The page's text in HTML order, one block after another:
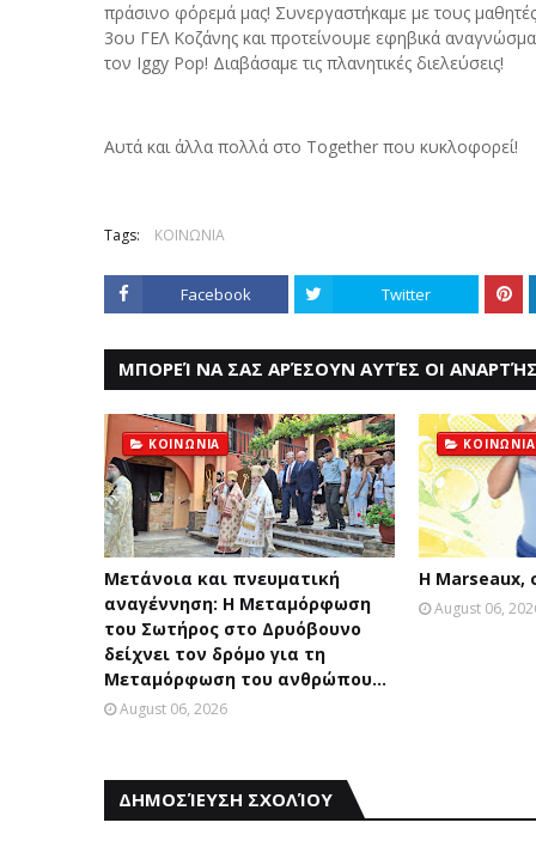
πράσινο φόρεμά μας! Συνεργαστήκαμε με τους
3ου ΓΕΛ Κοζάνης και προτείνουμε εφηβικά
τον Iggy Pop! Διαβάσαμε τις πλανητικές διελεύσεις!
Αυτά και άλλα πολλά στο Together που κυκλοφορεί!
Tags: ΚΟΙΝΩΝΙΑ
Facebook Twitter
ΜΠΟΡΕΊ ΝΑ ΣΑΣ ΑΡΈΣΟΥΝ ΑΥΤΈΣ ΟΙ
ΚΟΙΝΩΝΙΑ
Μετάνοια και πνευματική
αναγέννηση: Η Μεταμόρφωση
του Σωτήρος στο Δρυόβουνο
δείχνει τον δρόμο για τη
Μεταμόρφωση του ανθρώπου...
August 06, 2026
ΚΟΙΝΩΝΙΑ
Η Marseaux,
August 06,
ΔΗΜΟΣΊΕΥΣΗ ΣΧΟΛΊΟΥ